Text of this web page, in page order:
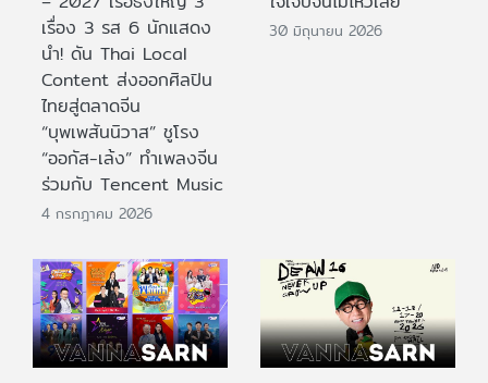
เรื่อง 3 รส 6 นักแสดง
นำ! ดัน Thai Local
Content ส่งออกศิลปิน
ไทยสู่ตลาดจีน
“บุพเพสันนิวาส” ชูโรง
“ออกัส-เล้ง” ทำเพลงจีน
ร่วมกับ Tencent Music
4 กรกฎาคม 2026
30 มิถุนายน 2026